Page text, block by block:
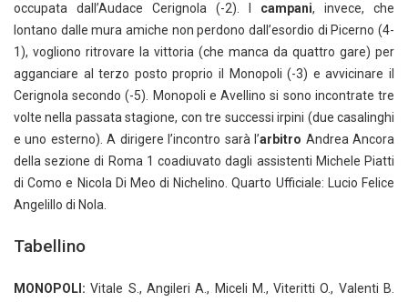
occupata dall’Audace Cerignola (-2). I campani, invece, che
lontano dalle mura amiche non perdono dall’esordio di Picerno (4-
1), vogliono ritrovare la vittoria (che manca da quattro gare) per
agganciare al terzo posto proprio il Monopoli (-3) e avvicinare il
Cerignola secondo (-5). Monopoli e Avellino si sono incontrate tre
volte nella passata stagione, con tre successi irpini (due casalinghi
e uno esterno). A dirigere l’incontro sarà l’arbitro Andrea Ancora
della sezione di Roma 1 coadiuvato dagli assistenti Michele Piatti
di Como e Nicola Di Meo di Nichelino. Quarto Ufficiale: Lucio Felice
Angelillo di Nola.
Tabellino
MONOPOLI: Vitale S., Angileri A., Miceli M., Viteritti O., Valenti B.